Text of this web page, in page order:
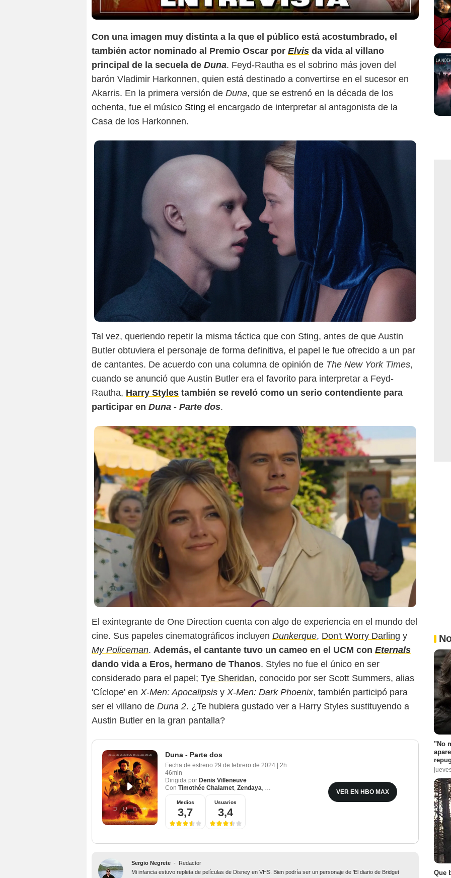
Con una imagen muy distinta a la que el público está acostumbrado, el
también actor nominado al Premio Oscar por Elvis da vida al villano
principal de la secuela de Duna. Feyd-Rautha es el sobrino más joven del
barón Vladimir Harkonnen, quien está destinado a convertirse en el sucesor en
Akarris. En la primera versión de Duna, que se estrenó en la década de los
ochenta, fue el músico Sting el encargado de interpretar al antagonista de la
Casa de los Harkonnen.
Tal vez, queriendo repetir la misma táctica que con Sting, antes de que Austin
Butler obtuviera el personaje de forma definitiva, el papel le fue ofrecido a un par
de cantantes. De acuerdo con una columna de opinión de The New York Times,
cuando se anunció que Austin Butler era el favorito para interpretar a Feyd-
Rautha, Harry Styles también se reveló como un serio contendiente para
participar en Duna - Parte dos.
Glamour México
El exintegrante de One Direction cuenta con algo de experiencia en el mundo del
cine. Sus papeles cinematográficos incluyen Dunkerque, Don't Worry Darling y
My Policeman. Además, el cantante tuvo un cameo en el UCM con Eternals
dando vida a Eros, hermano de Thanos. Styles no fue el único en ser
considerado para el papel; Tye Sheridan, conocido por ser Scott Summers, alias
'Cíclope' en X-Men: Apocalipsis y X-Men: Dark Phoenix, también participó para
ser el villano de Duna 2. ¿Te hubiera gustado ver a Harry Styles sustituyendo a
Austin Butler en la gran pantalla?
Duna - Parte dos
Fecha de estreno 29 de febrero de 2024
2h
46min
Dirigida por Denis Villeneuve
Con Timothée Chalamet, Zendaya, Rebecca Ferguson
Medios
3,7
Usuarios
3,4
VER EN HBO MAX
Sergio Negrete - Redactor
Mi infancia estuvo repleta de películas de Disney en VHS. Bien podría ser un personaje de 'El diario de Bridget
"No
Que